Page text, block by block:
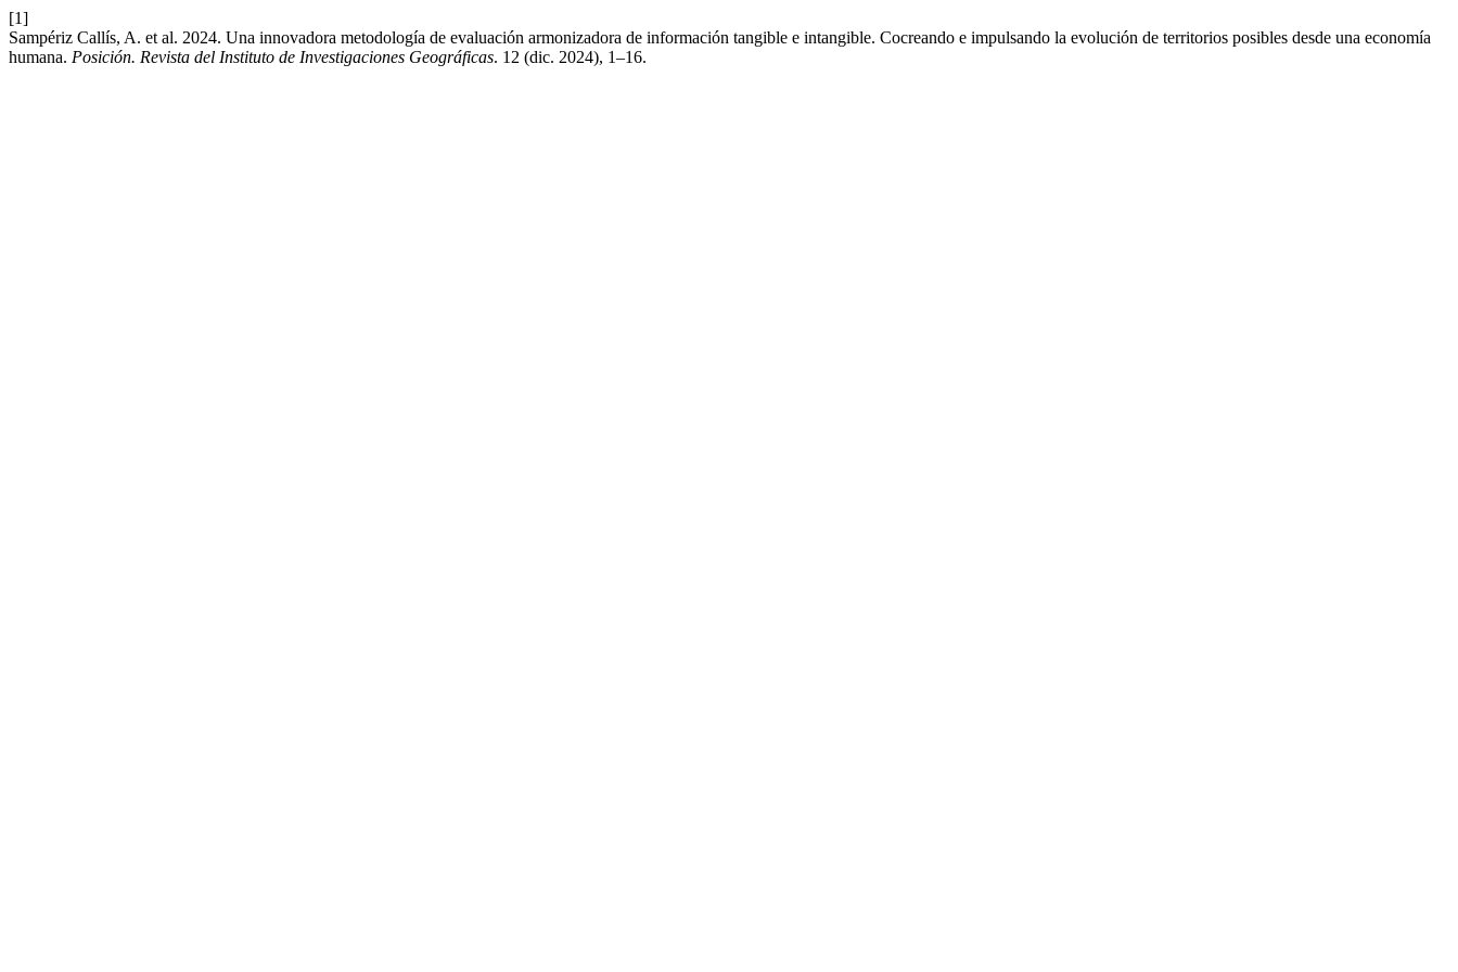
[1]
Sampériz Callís, A. et al. 2024. Una innovadora metodología de evaluación armonizadora de información tangible e intangible. Cocreando e impulsando la evolución de territorios posibles desde una economía
humana. Posición. Revista del Instituto de Investigaciones Geográficas. 12 (dic. 2024), 1–16.